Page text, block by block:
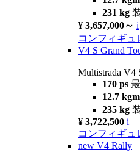
231 kg
¥ 3,657,000～ i
コンフィギュ
V4 S Grand
Multistrada V4
170 ps
12.7 kgm
235 kg
¥ 3,722,500 i
コンフィギュ
new V4 Rally